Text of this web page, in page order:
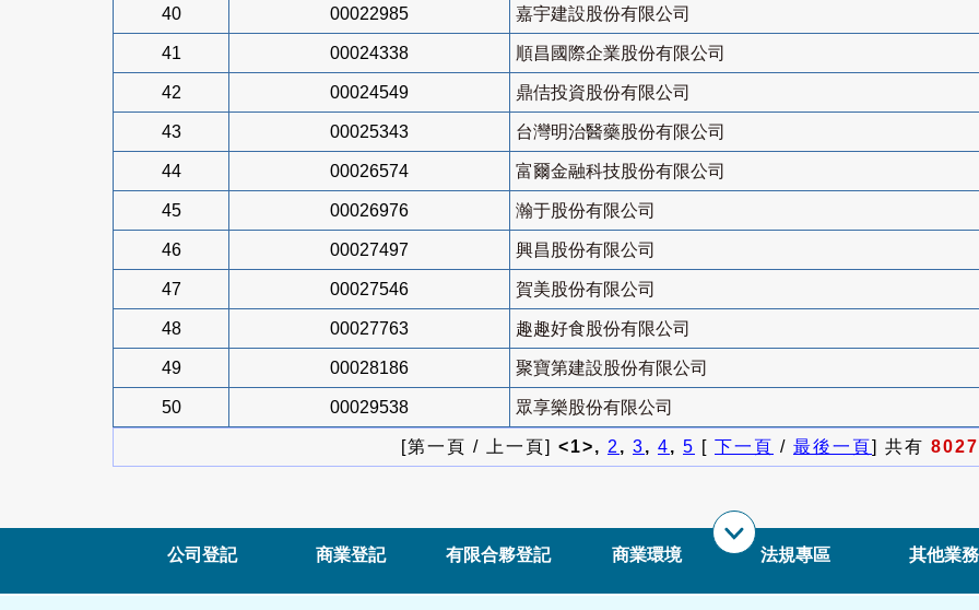
40 00022985 嘉宇建設股份有限公司
41 00024338 順昌國際企業股份有限公司
42 00024549 鼎佶投資股份有限公司
43 00025343 台灣明治醫藥股份有限公司
44 00026574 富爾金融科技股份有限公司
45 00026976 瀚于股份有限公司
46 00027497 興昌股份有限公司
47 00027546 賀美股份有限公司
48 00027763 趣趣好食股份有限公司
49 00028186 聚寶第建設股份有限公司
50 00029538 眾享樂股份有限公司
[第一頁 / 上一頁] <1>, 2, 3, 4, 5 [ 下一頁 / 最後一頁] 共有 8027
公司登記 商業登記 有限合夥登記 商業環境 法規專區 其他業務